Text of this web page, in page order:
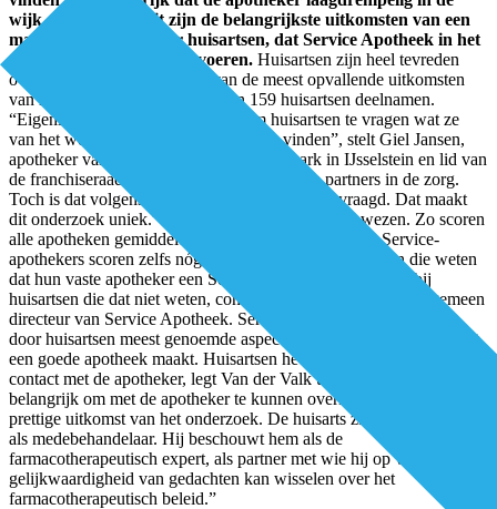
wijk aanwezig is. Dit zijn de belangrijkste uitkomsten van een
marktonderzoek onder huisartsen, dat Service Apotheek in het
voorjaar van 2018 liet uitvoeren. Huisartsen zijn heel tevreden
over de apotheker, dat is een van de meest opvallende uitkomsten
van het marktonderzoek, waaraan 159 huisartsen deelnamen.
“Eigenlijk is het vanzelfsprekend om huisartsen te vragen wat ze
van het werk van openbare apothekers vinden”, stelt Giel Jansen,
apotheker van Service Apotheek Zenderpark in IJsselstein en lid van
de franchiseraad. “Zij zijn onze belangrijkste partners in de zorg.
Toch is dat volgens mij nooit eerder aan hen gevraagd. Dat maakt
dit onderzoek uniek.” En de uitkomsten mogen er wezen. Zo scoren
alle apotheken gemiddeld een 8 bij de huisartsen. De Service-
apothekers scoren zelfs nóg hoger. Een 8,7 bij huisartsen die weten
dat hun vaste apotheker een Service-apotheker is, een 8,1 bij
huisartsen die dat niet weten, constateert Iris van der Valk, algemeen
directeur van Service Apotheek. Service en goed overleg zijn de
door huisartsen meest genoemde aspecten van wat een apotheek tot
een goede apotheek maakt. Huisartsen hechten veel waarde aan het
contact met de apotheker, legt Van der Valk uit. “Ze vinden het
belangrijk om met de apotheker te kunnen overleggen. Dat is een
prettige uitkomst van het onderzoek. De huisarts ziet de apotheker
als medebehandelaar. Hij beschouwt hem als de
farmacotherapeutisch expert, als partner met wie hij op voet van
gelijkwaardigheid van gedachten kan wisselen over het
farmacotherapeutisch beleid.”